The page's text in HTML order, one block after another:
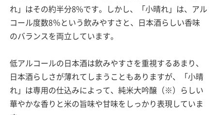
れ」はその約半分8%です。しかし、「小晴れ」は、アル
コール度数8％という飲みやすさと、日本酒らしい香味
のバランスを両立しています。
低アルコールの日本酒は飲みやすさを重視するあまり、
日本酒らしさが薄れてしまうこともありますが、「小晴
れ」は専用の仕込みによって、純米大吟醸（※）らしい
華やかな香りと米の旨味や甘味をしっかり表現していま